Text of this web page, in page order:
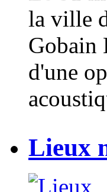
la ville
Gobain
d'une
Lieux